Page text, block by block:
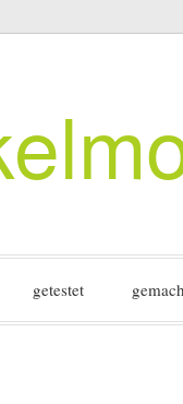
getestet